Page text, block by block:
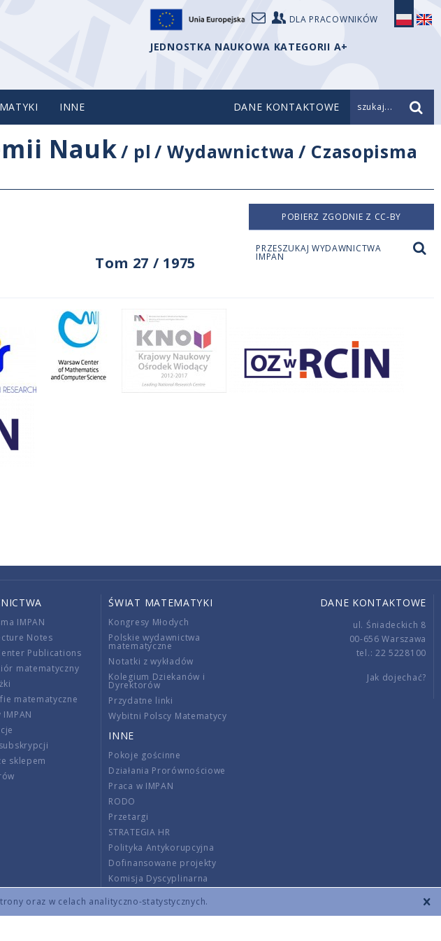
oraz w celach analityczno-statystycznych.
DLA PRACOWNIKÓW
JEDNOSTKA NAUKOWA KATEGORII A+
INNE DANE KONTAKTOWE szukaj...
Nauk/ pl /Wydawnictwa / Czasopisma
Tom 27 / 1975
POBIERZ ZGODNIE Z CC-BY
PRZESZUKAJ WYDAWNICTWA
IMPAN
IMPAN
Notes
Publications
matematyczny
matematyczne
sklepem
ŚWIAT MATEMATYKI
Kongresy Młodych
Polskie wydawnictwa
matematyczne
Notatki z wykładów
Kolegium Dziekanów i
Dyrektorów
Przydatne linki
Wybitni Polscy Matematycy
INNE
Pokoje gościnne
Działania Prorównościowe
Praca w IMPAN
RODO
Przetargi
STRATEGIA HR
Polityka Antykorupcyjna
Dofinansowane projekty
Komisja Dyscyplinarna
Wnoszenie opłat
DANE KONTAKTOWE
ul. Śniadeckich 8
00-656 Warszawa
tel.: 22 5228100
Jak dojechać?